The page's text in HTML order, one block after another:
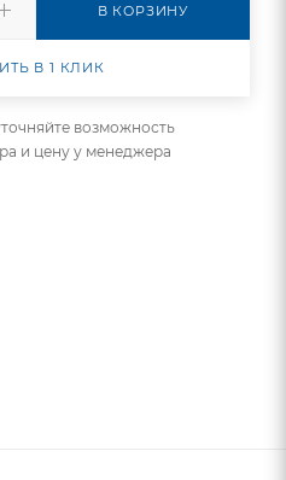
В КОРЗИНУ
В 1 КЛИК
возможность
и цену у менеджера